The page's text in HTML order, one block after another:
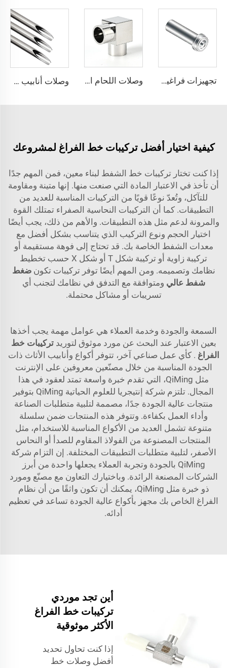
تجهيزات فراغية من الفولاذ المقاوم للصدأ SS316L بنقاء عالي جدًا وتدفق عالٍ وغدة طويلة، تجهيزات QCR BA/EP وصلات اللحام الدقيقة فائقة النقاء، وصلات لحام مرفقية بزاوية 90 درجة من الفولاذ المقاوم للصدأ SS316L، وصلة لحام نهاية عالية النقاء لأنابيب Micro Fit، مرفقات لحام بزاوية 90° من الفولاذ المقاوم للصدأ وصلات أنابيب عالية النقاوة من الفولاذ المقاوم للصدأ SS316L، أنابيب لحام من الفولاذ المقاوم للصدأ، أنابيب عالية الجودة وفائقة النقاوة (UHP) من الدرجة BA أو EP للصناعات شبه الموصلة
كيفية اختيار أفضل تركيبات خط الفراغ لمشروعك
إذا كنت تختار تركيبات خط الشفط لبناء معين، فمن المهم جدًا
أن تأخذ في الاعتبار المادة التي صنعت منها. إنها متينة ومقاومة
للتآكل، وتُعدّ نوعًا قويًا من التركيبات المناسبة للعديد من
التطبيقات. كما أن التركيبات النحاسية الصفراء تمتلك القوة
والمرونة لدعم مثل هذه التطبيقات. والأهم من ذلك، يجب أيضًا
اختيار الحجم ونوع التركيب الذي يتناسب بشكل أفضل مع
معدات الشفط الخاصة بك. قد تحتاج إلى فوهة مستقيمة أو
تركيبة زاوية أو تركيبة شكل T أو شكل X حسب تخطيط
نظامك وتصميمه. ومن المهم أيضًا توفر تركيبات تكونضغط
شفط عالي ومتوافقة مع التدفق في نظامك لتجنب أي
تسريبات أو مشاكل محتملة.
السمعة والجودة وخدمة العملاء هي عوامل مهمة يجب أخذها
بعين الاعتبار عند البحث عن مورد موثوق لتوريدتركيبات خط
الفراغ . كأي عمل صناعي آخر، تتوفر أكواع وأنابيب الأثاث ذات
الجودة المناسبة من خلال مصنّعين معروفين على الإنترنت
مثل QiMing، التي تقدم خبرة واسعة تمتد لعقود في هذا
المجال. تلتزم شركة إنتيجريا للعلوم الحياتية QiMing بتوفير
منتجات عالية الجودة جدًا، مصممة لتلبية متطلبات الصناعة
وأداء العمل بكفاءة. وتتوفر هذه المنتجات ضمن سلسلة
متنوعة تشمل العديد من الأكواع المناسبة للاستخدام، مثل
المنتجات المصنوعة من الفولاذ المقاوم للصدأ أو النحاس
الأصفر، لتلبية متطلبات التطبيقات المختلفة. إن التزام شركة
QiMing بالجودة وتجربة العملاء يجعلها واحدة من أبرز
الشركات المصنعة الرائدة. وباختيارك التعاون مع مصنّع ومورد
ذو خبرة مثل QiMing، يمكنك أن تكون واثقًا من أن نظام
الفراغ الخاص بك مجهز بأكواع عالية الجودة تساعد في تعظيم
أدائه.
أين تجد موردي
تركيبات خط الفراغ
الأكثر موثوقية
إذا كنت تحاول تحديد
أفضل وصلات خط